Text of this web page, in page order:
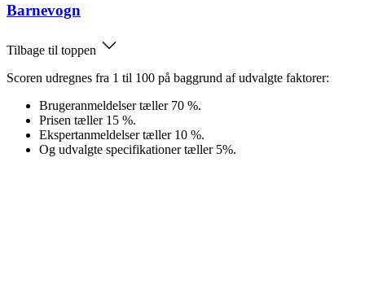
Barnevogn
Tilbage til toppen
Scoren udregnes fra 1 til 100 på baggrund af udvalgte faktorer:
Brugeranmeldelser tæller 70 %.
Prisen tæller 15 %.
Ekspertanmeldelser tæller 10 %.
Og udvalgte specifikationer tæller 5%.